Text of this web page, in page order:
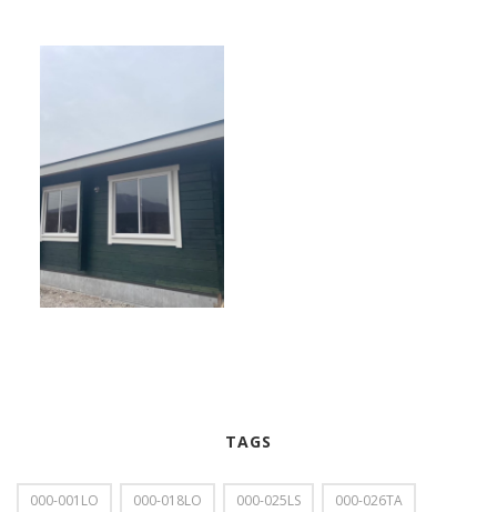
TAGS
000-001LO 000-018LO 000-025LS 000-026TA